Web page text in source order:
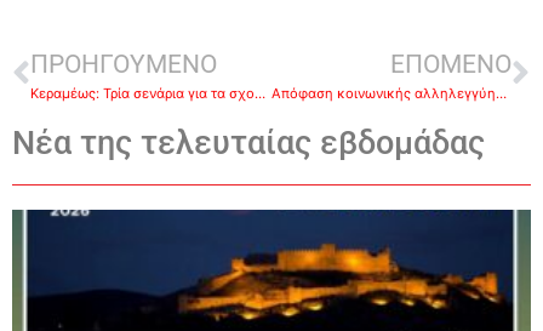
ΠΡΟΗΓΟΥΜΕΝΟ
Κεραμέως: Τρία σενάρια για τα σχολεία
ΕΠΟΜΕΝΟ
Απόφαση κοινωνικής αλληλεγγύης απο τον ΔΟΠΠΑΤ
Νέα της τελευταίας εβδομάδας